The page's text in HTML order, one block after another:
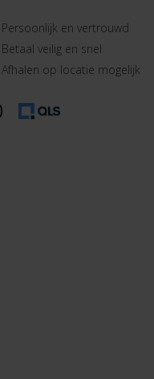
Persoonlijk en vertrouwd
Betaal veilig en snel
Afhalen op locatie mogelijk